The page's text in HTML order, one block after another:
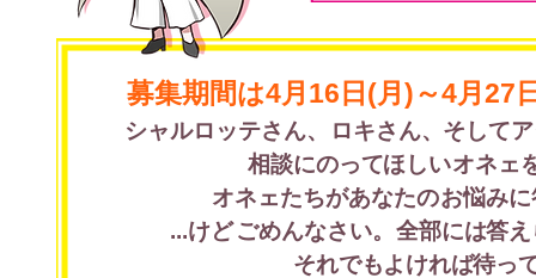
ほしい
ごめんなさい。
募集期間は4月16日(月)～4月27
シャルロッテさん、 ロキさん、 そして
相談にのって オネェ
​...けど
​オネェ
全部には答
それでもよければ待っ
たちがあなたのお悩みに
​ごめんなさい。
ほしい